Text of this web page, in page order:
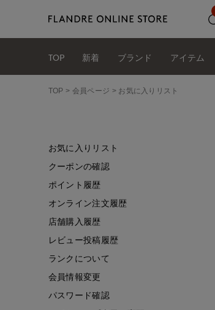
TOP 新着 ブランド アイテム
TOP 会員ページ お気に入りリスト
お気に入りリスト
クーポンの確認
ポイント履歴
オンライン注文履歴
店舗購入履歴
レビュー投稿履歴
ランクについて
会員情報変更
パスワード確認